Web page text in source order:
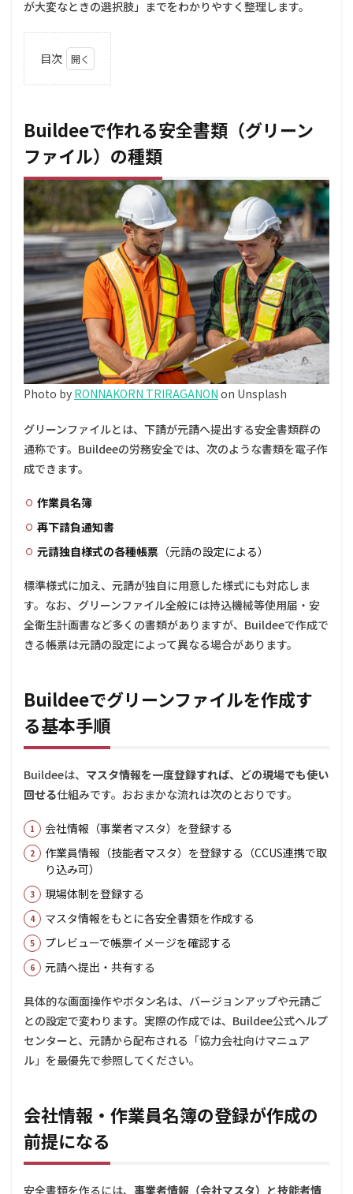
が大変なときの選択肢」までをわかりやすく整理します。
目次
る安全
書類
（グリ
ーンフ
ァイ
ル）の
種類
2
Buildee
でグリ
ーンフ
ァイル
を作成
する基
本手順
3
会社
情
員名
簿の
が作
前提
る
4
した
書類
の提
出・
共有
5
作成
とき
の
「事
行」
う選
択肢
6
よ
くある
質問
（FAQ）
6.1
Buildee
で安全
書類を
作るの
に費用
はかか
6.2
Q2.
Buildee
で作れ
書類に
Buildeeで作れる安全書類（グリーン
ファイル）の種類
Photo by RONNAKORN TRIRAGANON on Unsplash
グリーンファイルとは、下請が元請へ提出する安全書類群の
通称です。Buildeeの労務安全では、次のような書類を電子作
成できます。
作業員名簿
再下請負通知書
元請独自様式の各種帳票 （元請の設定による）
標準様式に加え、元請が独自に用意した様式にも対応しま
す。なお、グリーンファイル全般には持込機械等使用届・安
全衛生計画書など多くの書類がありますが、Buildeeで作成で
きる帳票は元請の設定によって異なる場合があります。
Buildeeでグリーンファイルを作成す
る基本手順
Buildeeは、 マスタ情報を一度登録すれば、どの現場でも使い
回せる仕組みです。おおまかな流れは次のとおりです。
会社情報（事業者マスタ）を登録する
作業員情報（技能者マスタ）を登録する（CCUS連携で取
り込み可）
現場体制を登録する
マスタ情報をもとに各安全書類を作成する
プレビューで帳票イメージを確認する
元請へ提出・共有する
具体的な画面操作やボタン名は、バージョンアップや元請ご
との設定で変わります。実際の作成では、Buildee公式ヘルプ
センターと、元請から配布される「協力会社向けマニュア
ル」を最優先で参照してください。
会社情報・作業員名簿の登録が作成の
前提になる
安全書類を作るには、 事業者情報（会社マスタ）と技能者情